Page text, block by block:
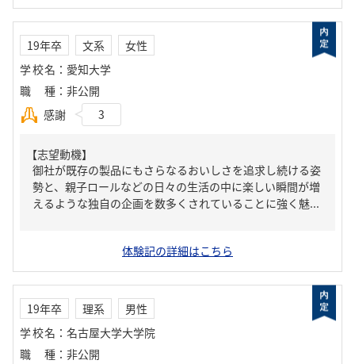
19年卒 文系
女性
学校名 ： 愛知大学
職種 ： 非公開
感謝
3
【志望動機】
御社が既存の製品にもさらなるおいしさを追求し続ける姿
勢と、親子ロールなどの日々の生活の中に楽しい瞬間が増
えるような独自の企画を数多くされていることに強く魅...
体験記の詳細はこちら
19年卒 理系
男性
学校名 ： 名古屋大学大学院
職種 ： 非公開